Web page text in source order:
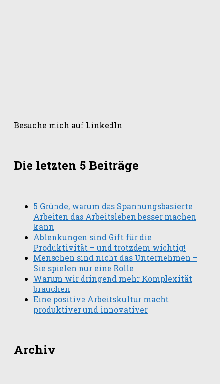
Besuche mich auf LinkedIn
Die letzten 5 Beiträge
5 Gründe, warum das Spannungsbasierte
Arbeiten das Arbeitsleben besser machen
kann
Ablenkungen sind Gift für die
Produktivität – und trotzdem wichtig!
Menschen sind nicht das Unternehmen –
Sie spielen nur eine Rolle
Warum wir dringend mehr Komplexität
brauchen
Eine positive Arbeitskultur macht
produktiver und innovativer
Archiv